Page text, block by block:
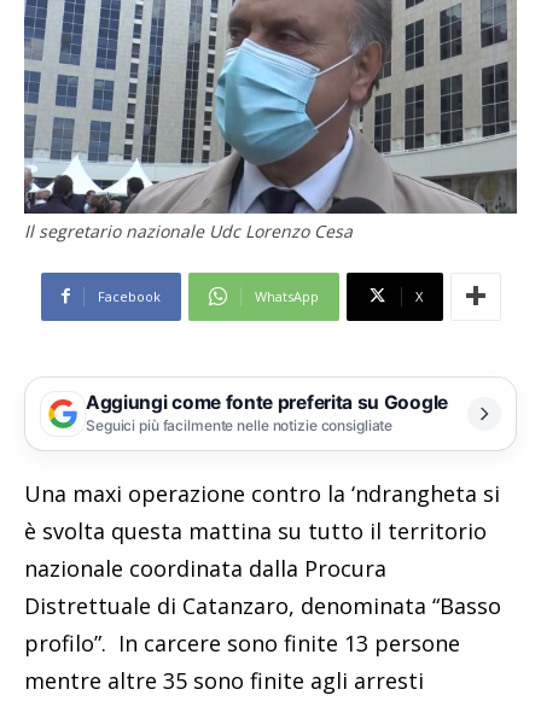
Il segretario nazionale Udc Lorenzo Cesa
Facebook WhatsApp X
Aggiungi come fonte preferita su Google
Seguici più facilmente nelle notizie consigliate
Una maxi operazione contro la ‘ndrangheta si
è svolta questa mattina su tutto il territorio
nazionale coordinata dalla Procura
Distrettuale di Catanzaro, denominata “Basso
profilo”. In carcere sono finite 13 persone
mentre altre 35 sono finite agli arresti